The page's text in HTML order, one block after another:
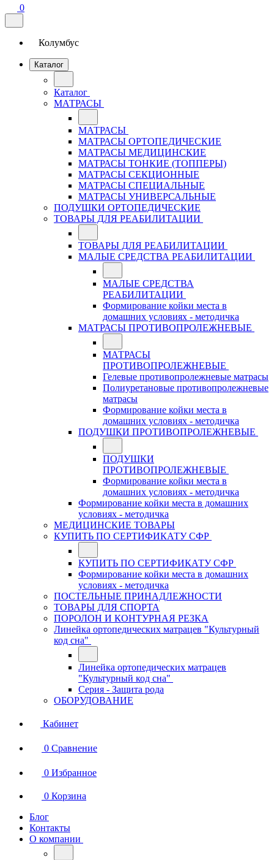
0
Колумбус
Каталог
Каталог
МАТРАСЫ
МАТРАСЫ
МАТРАСЫ ОРТОПЕДИЧЕСКИЕ
МАТРАСЫ МЕДИЦИНСКИЕ
МАТРАСЫ ТОНКИЕ (ТОППЕРЫ)
МАТРАСЫ СЕКЦИОННЫЕ
МАТРАСЫ СПЕЦИАЛЬНЫЕ
МАТРАСЫ УНИВЕРСАЛЬНЫЕ
ПОДУШКИ ОРТОПЕДИЧЕСКИЕ
ТОВАРЫ ДЛЯ РЕАБИЛИТАЦИИ
ТОВАРЫ ДЛЯ РЕАБИЛИТАЦИИ
МАЛЫЕ СРЕДСТВА РЕАБИЛИТАЦИИ
МАЛЫЕ СРЕДСТВА
РЕАБИЛИТАЦИИ
Формирование койки места в
домашних условиях - методичка
МАТРАСЫ ПРОТИВОПРОЛЕЖНЕВЫЕ
МАТРАСЫ
ПРОТИВОПРОЛЕЖНЕВЫЕ
Гелевые противопролежневые матрасы
Полиуретановые противопролежневые
матрасы
Формирование койки места в
домашних условиях - методичка
ПОДУШКИ ПРОТИВОПРОЛЕЖНЕВЫЕ
ПОДУШКИ
ПРОТИВОПРОЛЕЖНЕВЫЕ
Формирование койки места в
домашних условиях - методичка
Формирование койки места в домашних
условиях - методичка
МЕДИЦИНСКИЕ ТОВАРЫ
КУПИТЬ ПО СЕРТИФИКАТУ СФР
КУПИТЬ ПО СЕРТИФИКАТУ СФР
Формирование койки места в домашних
условиях - методичка
ПОСТЕЛЬНЫЕ ПРИНАДЛЕЖНОСТИ
ТОВАРЫ ДЛЯ СПОРТА
ПОРОЛОН И КОНТУРНАЯ РЕЗКА
Линейка ортопедических матрацев "Культурный
код сна"
Линейка ортопедических матрацев
"Культурный код сна"
Серия - Защита рода
ОБОРУДОВАНИЕ
Кабинет
0 Сравнение
0 Избранное
0 Корзина
Блог
Контакты
О компании